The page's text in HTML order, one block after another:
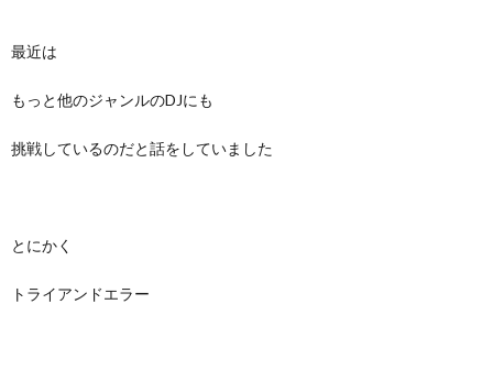
最近は
もっと他のジャンルのDJにも
挑戦しているのだと話をしていました
とにかく
トライアンドエラー